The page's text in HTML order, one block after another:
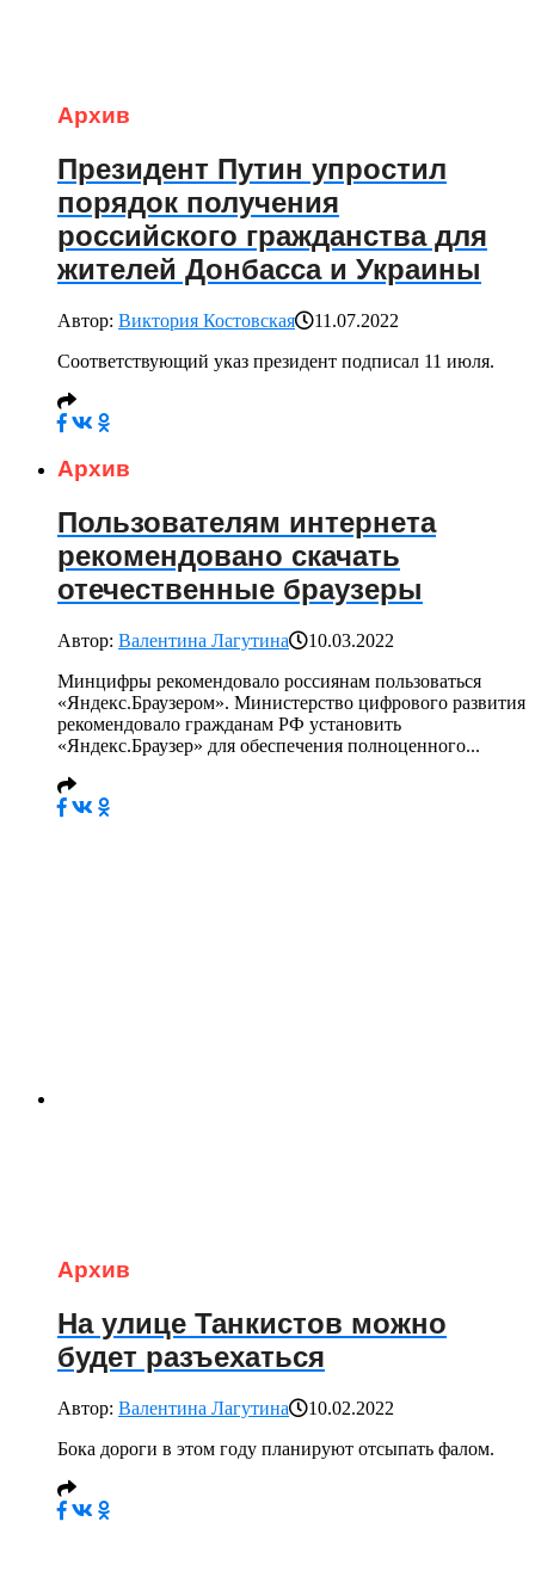
Архив
Президент Путин упростил
порядок получения
российского гражданства для
жителей Донбасса и Украины
Автор: Виктория Костовская
11.07.2022
Соответствующий указ президент подписал 11 июля.
Архив
Пользователям интернета
рекомендовано скачать
отечественные браузеры
Автор: Валентина Лагутина
10.03.2022
Минцифры рекомендовало россиянам пользоваться
«Яндекс.Браузером». Министерство цифрового развития
рекомендовало гражданам РФ установить
«Яндекс.Браузер» для обеспечения полноценного...
Архив
На улице Танкистов можно
будет разъехаться
Автор: Валентина Лагутина
10.02.2022
Бока дороги в этом году планируют отсыпать фалом.